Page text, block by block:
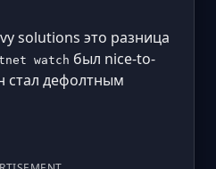
solutions это разница
watch был nice-to-
стал дефолтным